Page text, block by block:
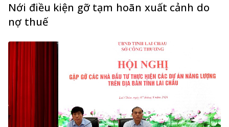
Nới điều kiện gỡ tạm hoãn xuất cảnh do
nợ thuế